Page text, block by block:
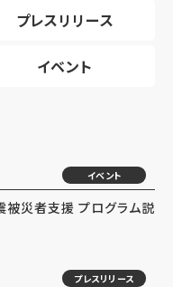
プレスリリース
イベント
イベント
被災者支援 プログラム説
プレスリリース